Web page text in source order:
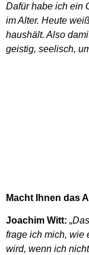
Dafür habe ich ein
im Alter. Heute
haushält. Also
geistig, seelisch,
Macht Ihnen das
Joachim Witt:
frage ich mich, wie
wird, wenn ich